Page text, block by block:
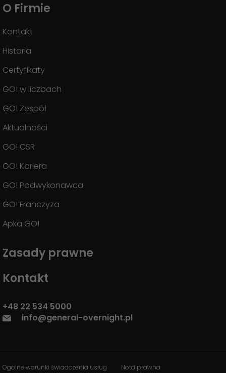
O Firmie
Kontakt
Historia
Certyfikaty
GO! w liczbach
GO! Zespół
Aktualności
GO! CSR
GO! Kariera
GO! Podwykonawca
GO! Franczyza
Apka GO!
Zasady prawne
Kontakt
+48 22 534 5000
info@general-overnight.pl
Ogólne warunki świadczenia usług
Nota prawna